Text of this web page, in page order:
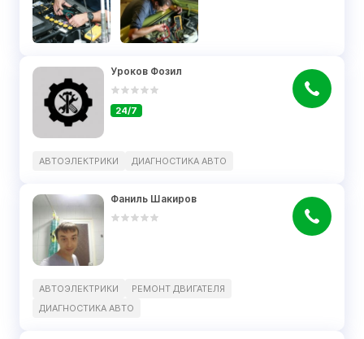
Уроков Фозил
24/7
АВТОЭЛЕКТРИКИ ДИАГНОСТИКА АВТО
Фаниль Шакиров
АВТОЭЛЕКТРИКИ
РЕМОНТ ДВИГАТЕЛЯ
ДИАГНОСТИКА АВТО